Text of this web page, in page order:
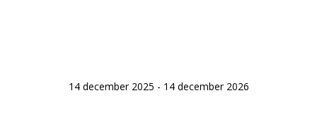
14 december 2025 - 14 december 2026